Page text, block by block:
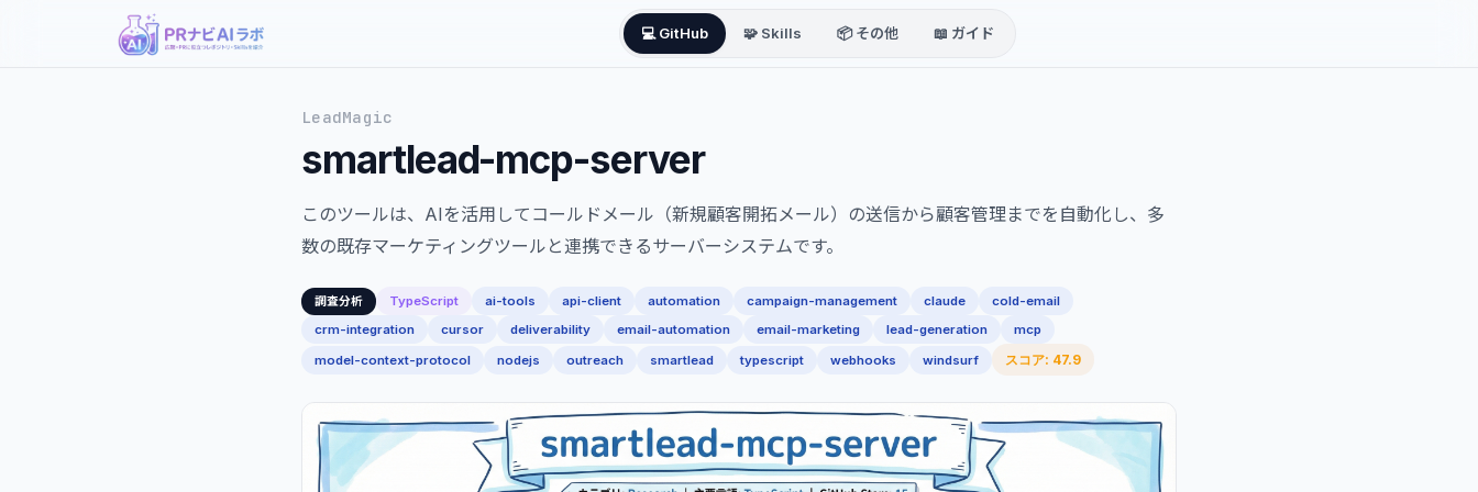
💻 GitHub 🧩 Skills 📦 その他 📖 ガイド
LeadMagic
smartlead-mcp-server
このツールは、AIを活用してコールドメール（新規顧客開拓メール）の送信から顧客管理までを自動化し、多
数の既存マーケティングツールと連携できるサーバーシステムです。
調査分析 TypeScript ai-tools api-client automation campaign-management claude
cold-email
crm-integration
cursor deliverability email-automation email-marketing lead-generation
mcp
model-context-protocol
nodejs outreach smartlead typescript webhooks windsurf スコア: 47.9